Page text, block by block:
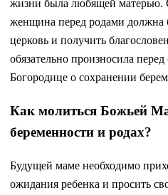
жизни была любящей матерью.
женщина перед родами должна
церковь и получить
обязательно произносила
Богородице о сохранении
Как молиться Божьей
беременности и родах?
Будущей маме необходимо
ожидания ребенка и просить